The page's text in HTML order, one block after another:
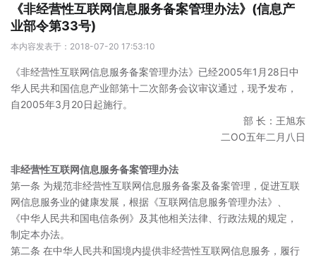
《非经营性互联网信息服务备案管理办法》(信息产
业部令第33号)
本内容发表于：2018-07-20 17:53:10
《非经营性互联网信息服务备案管理办法》已经2005年1月28日中
华人民共和国信息产业部第十二次部务会议审议通过，现予发布，
自2005年3月20日起施行。
部 长：王旭东
二OO五年二月八日
非经营性互联网信息服务备案管理办法
第一条 为规范非经营性互联网信息服务备案及备案管理，促进互联
网信息服务业的健康发展，根据《互联网信息服务管理办法》、
《中华人民共和国电信条例》及其他相关法律、行政法规的规定，
制定本办法。
第二条 在中华人民共和国境内提供非经营性互联网信息服务，履行